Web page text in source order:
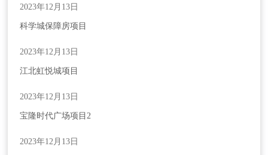
2023年12月13日
科学城保障房项目
2023年12月13日
江北虹悦城项目
2023年12月13日
宝隆时代广场项目2
2023年12月13日